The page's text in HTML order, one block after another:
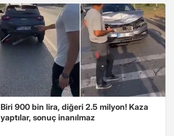
Biri 900 bin lira, diğeri 2.5 milyon! Kaza
yaptılar, sonuç inanılmaz